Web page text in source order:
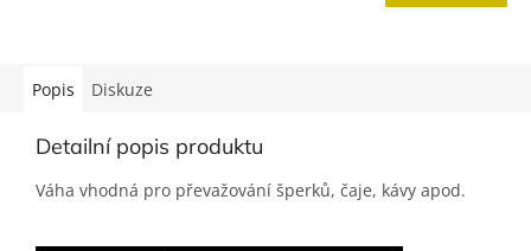
Popis Diskuze
Detailní popis produktu
Váha vhodná pro převažování šperků, čaje, kávy apod.